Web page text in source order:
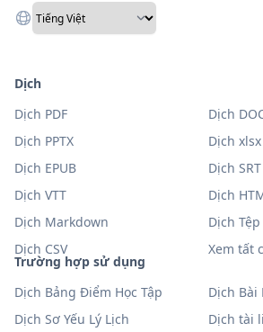
Trường hợp sử dụng
Dịch Bảng Điểm Học Tập
Dịch Bài
Dịch Sơ Yếu Lý Lịch
Dịch tài
Dịch
Dịch PDF
Dịch
Dịch PPTX
Dịch xlsx
Dịch EPUB
Dịch SRT
Dịch VTT
Dịch
Dịch Markdown
Dịch Tệp
Dịch CSV
Xem tất